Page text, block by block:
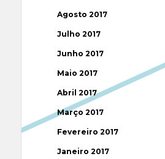
Agosto 2017
Julho 2017
Junho 2017
Maio 2017
Abril 2017
Março 2017
Fevereiro 2017
Janeiro 2017